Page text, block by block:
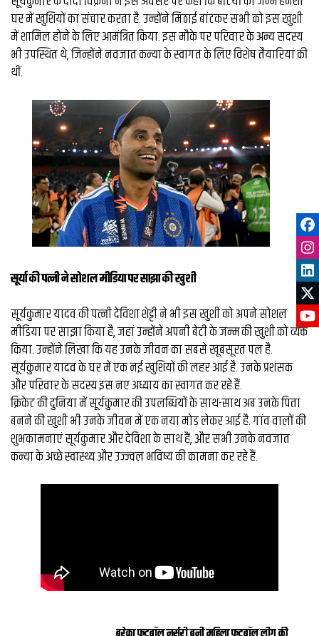
घर में खुशियों का संचार करता है. उन्होंने मिठाई बांटकर सभी को इस खुशी
में शामिल होने के लिए आमंत्रित किया. इस मौके पर परिवार के अन्य सदस्य
भी उपस्थित थे, जिन्होंने नवजात कन्या के स्वागत के लिए विशेष तैयारियां की
थीं.
सूर्या की पत्‍नी ने सोशल मीडिया पर साझा की खुशी
सूर्यकुमार यादव की पत्नी देविशा शेट्टी ने भी इस खुशी को अपने सोशल
मीडिया पर साझा किया है, जहां उन्होंने अपनी बेटी के जन्म की खुशी को व्यक्त
किया. उन्होंने लिखा कि यह उनके जीवन का सबसे खूबसूरत पल है.
सूर्यकुमार यादव के घर में एक नई खुशियों की लहर आई है. उनके प्रशंसक
और परिवार के सदस्य इस नए अध्याय का स्वागत कर रहे हैं.
क्रिकेट की दुनिया में सूर्यकुमार की उपलब्धियों के साथ-साथ अब उनके पिता
बनने की खुशी भी उनके जीवन में एक नया मोड़ लेकर आई है. गांव वालों की
शुभकामनाएं सूर्यकुमार और देविशा के साथ हैं, और सभी उनके नवजात
कन्या के अच्छे स्वास्थ्य और उज्ज्वल भविष्य की कामना कर रहे हैं.